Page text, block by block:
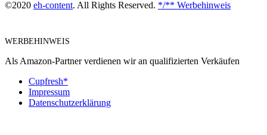
©2020 eh-content. All Rights Reserved. */** Werbehinweis
WERBEHINWEIS
Als Amazon-Partner verdienen wir an qualifizierten Verkäufen
Cupfresh*
Impressum
Datenschutzerklärung